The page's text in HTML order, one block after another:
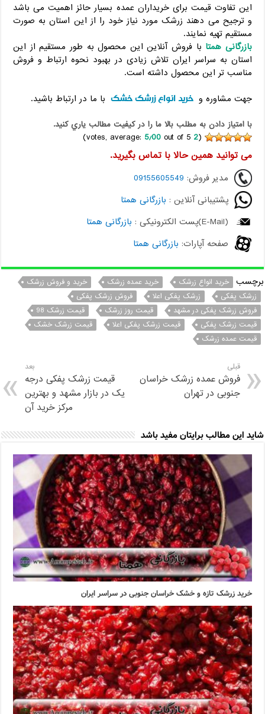
این تفاوت قیمت برای خریداران عمده بسیار حائز اهمیت می باشد
و ترجیح می دهند زرشک مورد نیاز خود را از این استان به صورت
مستقیم تهیه نمایند.
بازرگانی همتا با فروش آنلاین این محصول به طور مستقیم از این
استان به سراسر ایران تلاش زیادی در بهبود نحوه ارتباط و فروش
مناسب تر این محصول داشته است.
جهت مشاوره و خرید انواع زرشک خشک با ما در ارتباط باشید.
با امتياز دادن به مطلب بالا ما را در کيفيت مطالب ياري کنيد.
(
2 5٫00out of 5)
می توانید همین حالا با تماس بگیرید.
مدیر فروش: 09155605549
پشتیبانی آنلاین : بازرگانی همتا
(E-Mail)پست الکترونیکی :
بازرگانی همتا
صفحه آپارات: بازرگانی همتا
برچسب خرید انواع زرشک خرید عمده زرشک
خرید و فروش زرشک
زرشک پفکی
زرشک پفکی اعلا
فروش زرشک پفکی
فروش زرشک پفکی در مشهد
قیمت روز زرشک
قیمت زرشک 98
قیمت زرشک پفکی
قیمت زرشک پفکی اعلا
قیمت زرشک خشک
قیمت عمده زرشک
قبلی
فروش عمده زرشک خراسان
جنوبی در تهران
بعد
قیمت زرشک پفکی درجه
یک در بازار مشهد و بهترین
مرکز خرید آن
شاید این مطالب برایتان مفید باشد
خرید زرشک تازه و خشک خراسان جنوبی در سراسر ایران